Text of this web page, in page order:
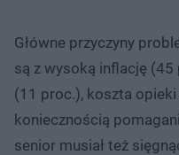
Główne przyczyny
są z wysoką inflację
(11 proc.), koszta
koniecznością
senior musiał też